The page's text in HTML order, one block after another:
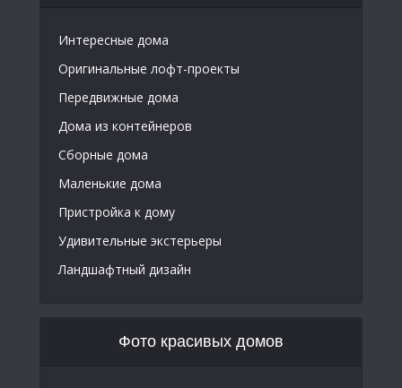
Интересные дома
Оригинальные лофт-проекты
Передвижные дома
Дома из контейнеров
Сборные дома
Маленькие дома
Пристройка к дому
Удивительные экстерьеры
Ландшафтный дизайн
Фото красивых домов